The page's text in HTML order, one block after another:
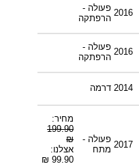
2016 פעולה -
הרפתקה
2016 פעולה -
הרפתקה
2014 דרמה
2017
פעולה -
מתח
מחיר:
199.90
₪
אצלנו:
99.90 ₪